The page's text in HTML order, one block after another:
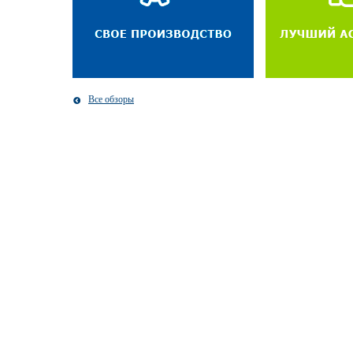
Все обзоры